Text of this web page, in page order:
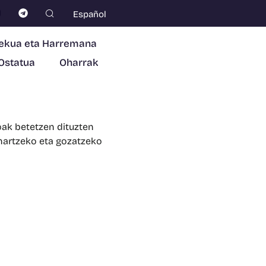
Español
eta Harremana
Oharrak
betetzen dituzten
eta gozatzeko